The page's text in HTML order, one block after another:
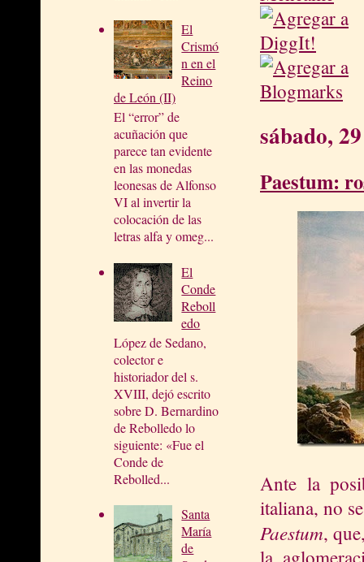
El
Crismó
n en el
Reino
de León (II)
El “error” de
acuñación que
parece tan evidente
en las monedas
leonesas de Alfonso
VI al invertir la
colocación de las
letras alfa y omeg...
El
Conde
Reboll
edo
López de Sedano,
colector e
historiador del s.
XVIII, dejó escrito
sobre D. Bernardino
de Rebolledo lo
siguiente: «Fue el
Conde de
Rebolled...
Santa
María
de
sábado,
Paestum:
Ante la
italiana, no
Paestum,
la